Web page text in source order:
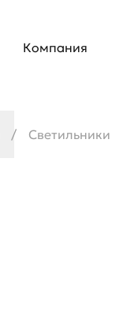
Компания
Светильники